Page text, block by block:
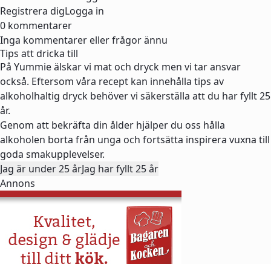
Registrera digLogga in
0 kommentarer
Inga kommentarer eller frågor ännu
Tips att dricka till
På Yummie älskar vi mat och dryck men vi tar ansvar
också. Eftersom våra recept kan innehålla tips av
alkoholhaltig dryck behöver vi säkerställa att du har fyllt 25
år.
Genom att bekräfta din ålder hjälper du oss hålla
alkoholen borta från unga och fortsätta inspirera vuxna till
goda smakupplevelser.
Jag är under 25 årJag har fyllt 25 år
Annons